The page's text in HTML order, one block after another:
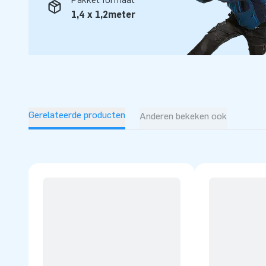
in de lucht laten springen. Daar zijn we trots op! Ons team
en logistiek medewerkers zijn echte ‘creators of
opblaasattracties op grootse wijze. Dankzij hen zijn onze
professionele service en levering, over al ter wereld!
1,4 x 1,2meter
Gerelateerde producten Anderen bekeken ook